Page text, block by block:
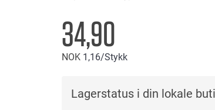
34,90
NOK 1 16/Stykk
Lagerstatus i din lokale